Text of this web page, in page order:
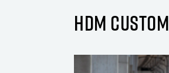
HDM CUSTOM